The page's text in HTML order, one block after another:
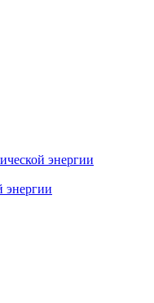
энергии
энергии